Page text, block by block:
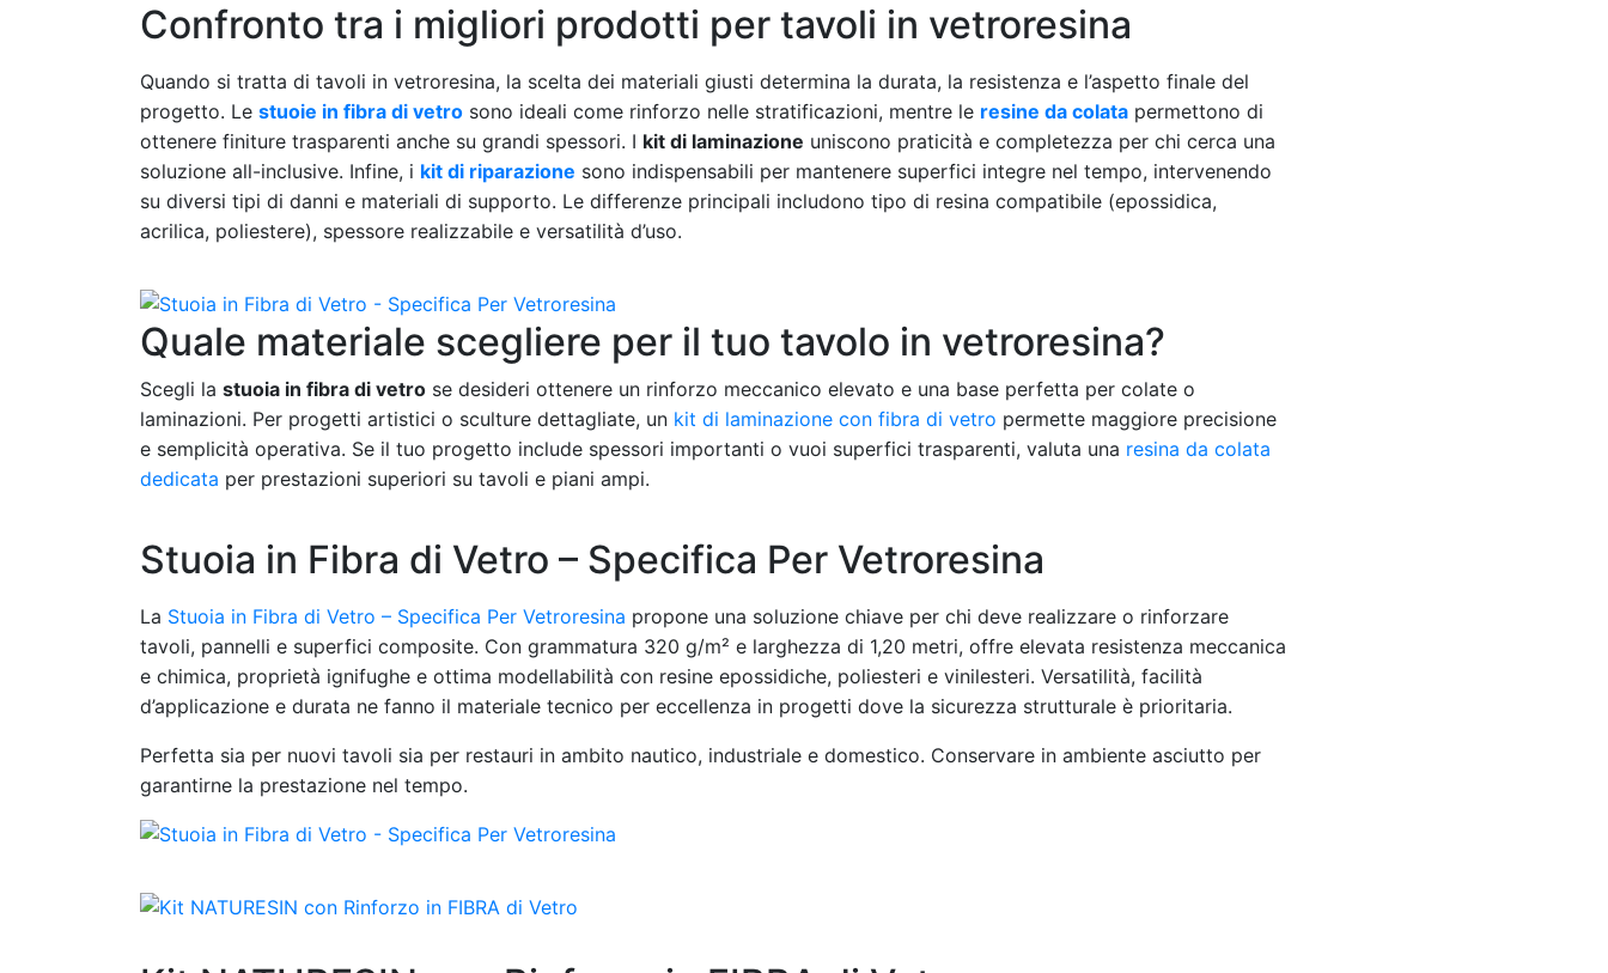
Confronto tra i migliori prodotti per tavoli in vetroresina
Quando si tratta di tavoli in vetroresina, la scelta dei materiali giusti determina la durata, la resistenza e l’aspetto finale del
progetto. Le stuoie in fibra di vetro sono ideali come rinforzo nelle stratificazioni, mentre le resine da colata permettono di
ottenere finiture trasparenti anche su grandi spessori. I kit di laminazione uniscono praticità e completezza per chi cerca una
soluzione all-inclusive. Infine, i kit di riparazione sono indispensabili per mantenere superfici integre nel tempo, intervenendo
su diversi tipi di danni e materiali di supporto. Le differenze principali includono tipo di resina compatibile (epossidica,
acrilica, poliestere), spessore realizzabile e versatilità d’uso.
Quale materiale scegliere per il tuo tavolo in vetroresina?
Scegli la stuoia in fibra di vetro se desideri ottenere un rinforzo meccanico elevato e una base perfetta per colate o
laminazioni. Per progetti artistici o sculture dettagliate, un kit di laminazione con fibra di vetro permette maggiore precisione
e semplicità operativa. Se il tuo progetto include spessori importanti o vuoi superfici trasparenti, valuta una resina da colata
dedicata per prestazioni superiori su tavoli e piani ampi.
Stuoia in Fibra di Vetro – Specifica Per Vetroresina
La Stuoia in Fibra di Vetro – Specifica Per Vetroresina propone una soluzione chiave per chi deve realizzare o rinforzare
tavoli, pannelli e superfici composite. Con grammatura 320 g/m² e larghezza di 1,20 metri, offre elevata resistenza meccanica
e chimica, proprietà ignifughe e ottima modellabilità con resine epossidiche, poliesteri e vinilesteri. Versatilità, facilità
d’applicazione e durata ne fanno il materiale tecnico per eccellenza in progetti dove la sicurezza strutturale è prioritaria.
Perfetta sia per nuovi tavoli sia per restauri in ambito nautico, industriale e domestico. Conservare in ambiente asciutto per
garantirne la prestazione nel tempo.